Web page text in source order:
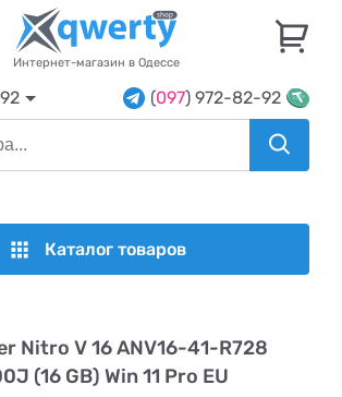
Интернет-магазин в Одессе
(097) 972-82-92
Каталог товаров
Nitro V 16 ANV16-41-R728
(16 GB) Win 11 Pro EU